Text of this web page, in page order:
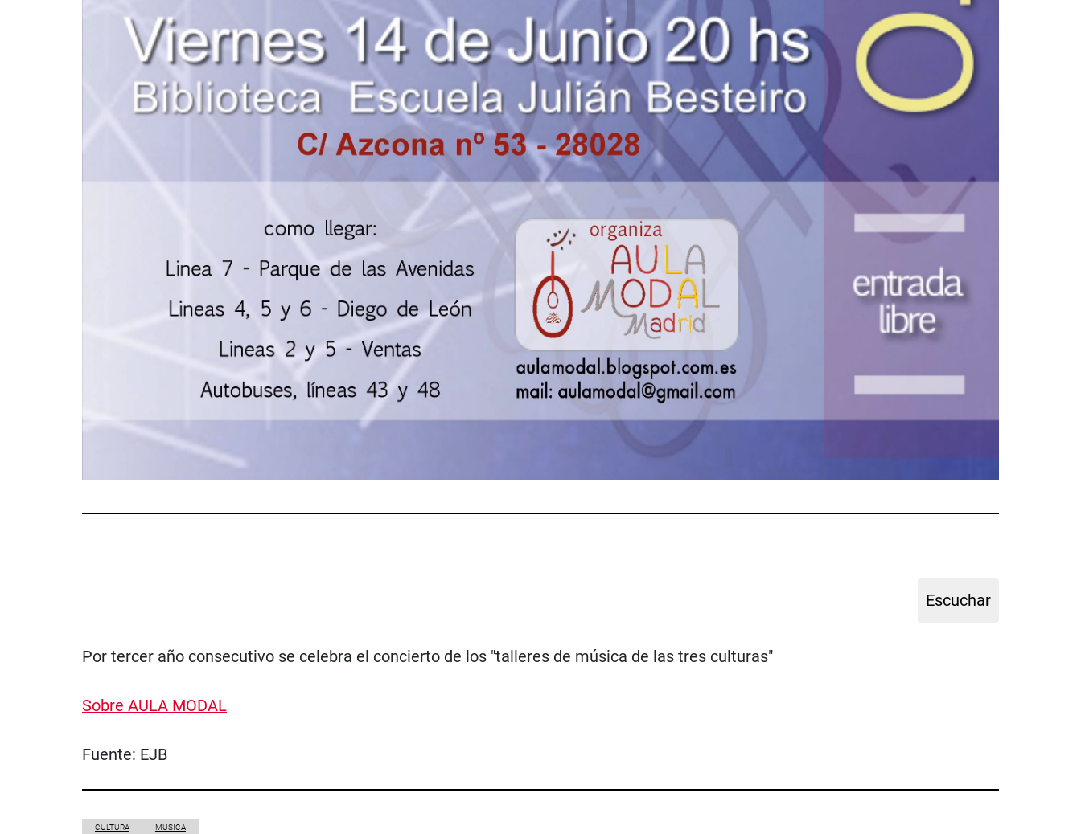
Por tercer año consecutivo se celebra el concierto de los "talleres de música de las tres culturas"
Sobre AULA MODAL
Fuente: EJB
CULTURA MUSICA